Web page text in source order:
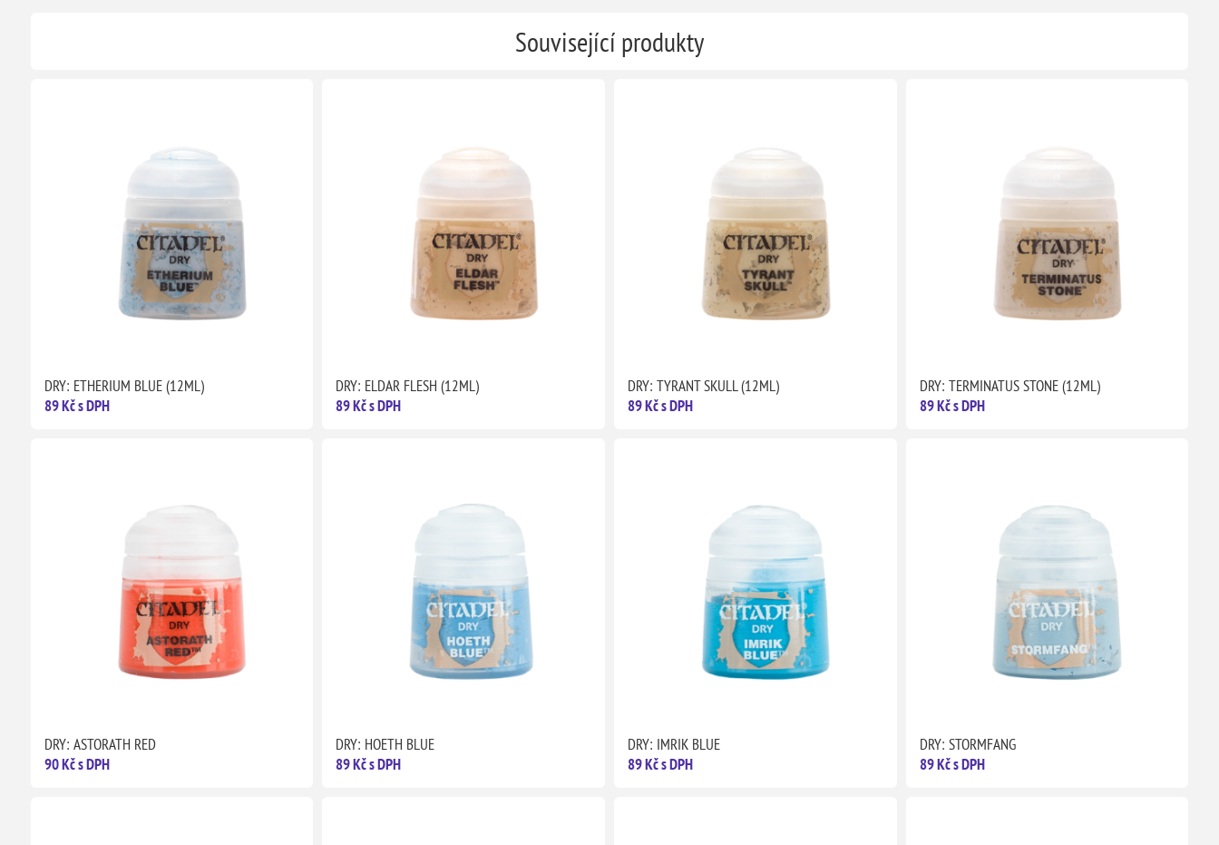
Související produkty
DRY: ETHERIUM BLUE (12ML)
89 Kč s DPH
DRY: ELDAR FLESH (12ML)
89 Kč s DPH
DRY: TYRANT SKULL (12ML)
89 Kč s DPH
DRY: TERMINATUS STONE (12ML)
89 Kč s DPH
DRY: ASTORATH RED
90 Kč s DPH
DRY: HOETH BLUE
89 Kč s DPH
DRY: IMRIK BLUE
89 Kč s DPH
DRY: STORMFANG
89 Kč s DPH